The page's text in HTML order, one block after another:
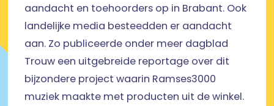
aandacht en toehoorders op in Brabant. Ook
landelijke media besteedden er aandacht
aan. Zo publiceerde onder meer dagblad
Trouw een uitgebreide reportage over dit
bijzondere project waarin Ramses3000
muziek maakte met producten uit de winkel.